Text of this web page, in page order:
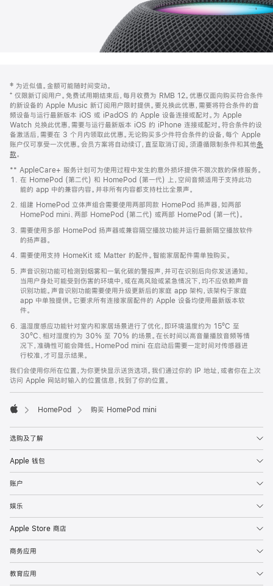
页
页
脚
注
‡ 为近似值。金额可能随时间变动。
⁺ 仅限新订阅用户。免费试用期结束后，每月收费为 RMB 12。优惠仅面向购买符合条件
的新设备的 Apple Music 新订阅用户限时提供。要兑换此优惠，需要将符合条件的音
频设备与运行最新版本 iOS 或 iPadOS 的 Apple 设备连接或配对。为 Apple
Watch 兑换此优惠，需要与运行最新版本 iOS 的 iPhone 连接或配对。符合条件的设
备激活后，需要在 3 个月内领取此优惠。无论购买多少件符合条件的设备，每个 Apple
账户仅可享受一次优惠。会员方案将自动续订，直至取消订阅。须遵循限制条件和其他条
款。
窗
口
中
打
开)
** AppleCare+ 服务计划可为使用过程中发生的意外损坏提供不限次数的保修服务。
在 HomePod (第二代) 和 HomePod (第一代) 上，空间音频适用于支持此功
能的 app 中的兼容内容。并非所有内容都支持杜比全景声。
组建 HomePod 立体声组合需要使用两部同款 HomePod 扬声器，如两部
HomePod mini、两部 HomePod (第二代) 或两部 HomePod (第一代)。
需要使用多部 HomePod 扬声器或兼容隔空播放功能并运行最新隔空播放软件
的扬声器。
需要使用支持 HomeKit 或 Matter 的配件。智能家居配件需单独购买。
声音识别功能可检测到烟雾和一氧化碳的警报声，并可在识别后向你发送通知。
当用户身处可能受到伤害的环境中，或在高风险或紧急情况下，均不应依赖声音
识别功能。声音识别功能需要使用升级更新后的家庭 app 架构，该架构于家庭
app 中单独提供。它要求所有连接家居配件的 Apple 设备均使用最新版本软
件。
温湿度感应功能针对室内和家居场景进行了优化，即环境温度约为 15ºC 至
30ºC、相对湿度约为 30% 至 70% 的场景。在长时间以高音量播放音频等情
况下，准确性可能会降低。HomePod mini 在启动后需要一定时间对传感器进
行校准，才可显示结果。
我们会使用你所在位置，为你更快显示送货选项。我们通过你的 IP 地址，或者你在上次
访问 Apple 网站时输入的位置信息，找到了你的位置。
HomePod 购买 HomePod mini
选购及了解
Apple 钱包
账户
娱乐
Apple Store 商店
商务应用
教育应用